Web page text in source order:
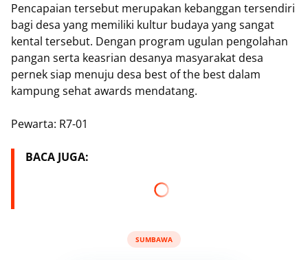
Pencapaian tersebut merupakan kebanggan tersendiri
bagi desa yang memiliki kultur budaya yang sangat
kental tersebut. Dengan program ugulan pengolahan
pangan serta keasrian desanya masyarakat desa
pernek siap menuju desa best of the best dalam
kampung sehat awards mendatang.
Pewarta: R7-01
BACA JUGA:
SUMBAWA